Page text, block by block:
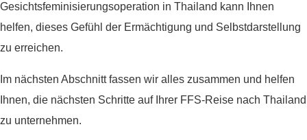
Gesichtsfeminisierungsoperation in Thailand kann Ihnen
helfen, dieses Gefühl der Ermächtigung und Selbstdarstellung
zu erreichen.
Im nächsten Abschnitt fassen wir alles zusammen und helfen
Ihnen, die nächsten Schritte auf Ihrer FFS-Reise nach Thailand
zu unternehmen.